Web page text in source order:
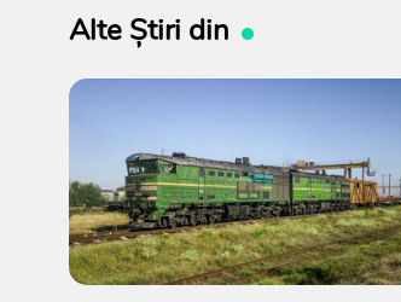
Alte Știri din